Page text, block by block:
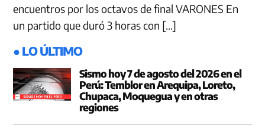
encuentros por los octavos de final VARONES En
un partido que duró 3 horas con […]
● LO ÚLTIMO
Sismo hoy 7 de agosto del 2026 en el
Perú: Temblor en Arequipa, Loreto,
Chupaca, Moquegua y en otras
regiones